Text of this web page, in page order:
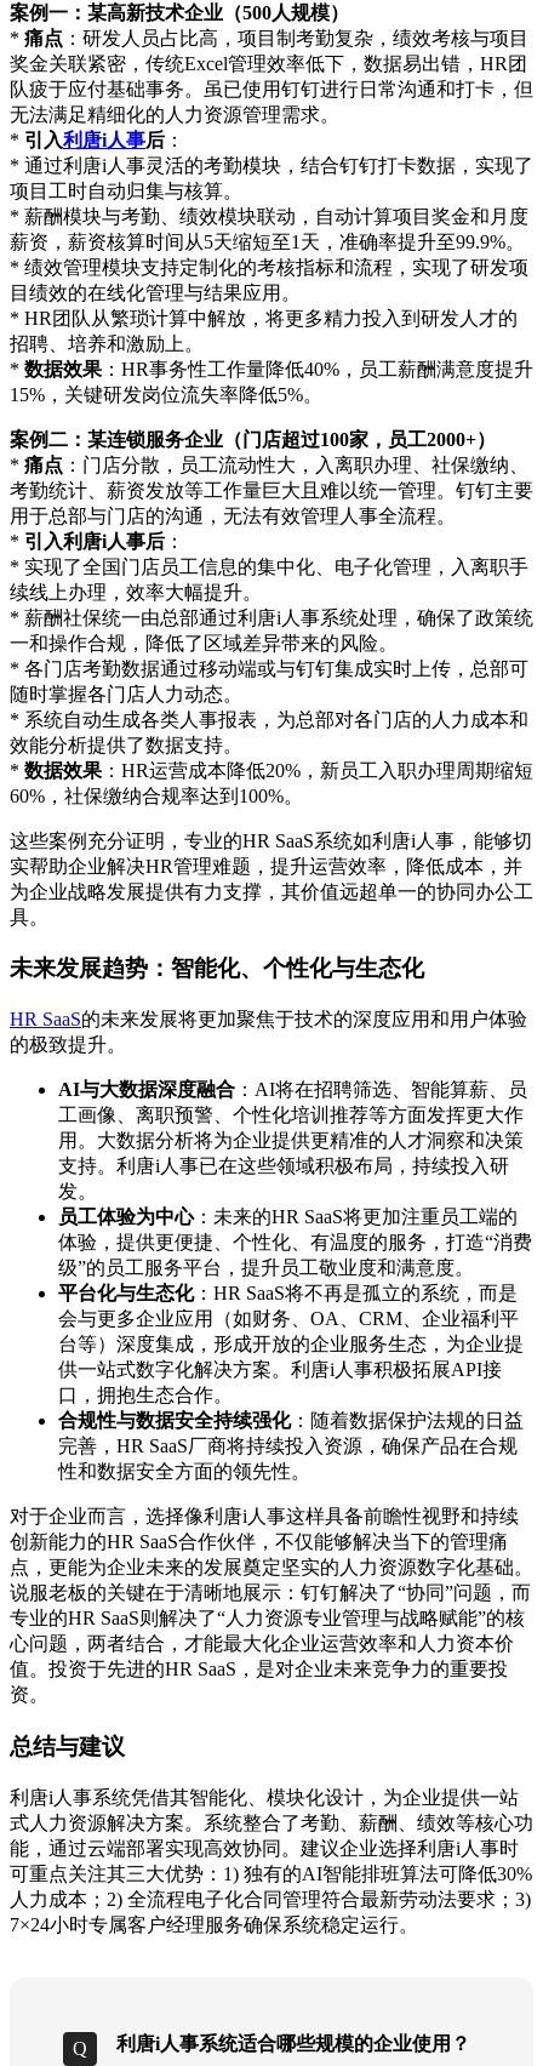
案例一：某高新技术企业（500人规模）
* 痛点 ：研发人员占比高，项目制考勤复杂，绩效考核与项目
奖金关联紧密，传统Excel管理效率低下，数据易出错，HR团
队疲于应付基础事务。虽已使用钉钉进行日常沟通和打卡，但
无法满足精细化的人力资源管理需求。
* 引入利唐i人事后 ：
* 通过利唐i人事灵活的考勤模块，结合钉钉打卡数据，实现了
项目工时自动归集与核算。
* 薪酬模块与考勤、绩效模块联动，自动计算项目奖金和月度
薪资，薪资核算时间从5天缩短至1天，准确率提升至99.9%。
* 绩效管理模块支持定制化的考核指标和流程，实现了研发项
目绩效的在线化管理与结果应用。
* HR团队从繁琐计算中解放，将更多精力投入到研发人才的
招聘、培养和激励上。
* 数据效果 ：HR事务性工作量降低40%，员工薪酬满意度提升
15%，关键研发岗位流失率降低5%。
案例二：某连锁服务企业（门店超过100家，员工2000+）
* 痛点 ：门店分散，员工流动性大，入离职办理、社保缴纳、
考勤统计、薪资发放等工作量巨大且难以统一管理。钉钉主要
用于总部与门店的沟通，无法有效管理人事全流程。
* 引入利唐i人事后 ：
* 实现了全国门店员工信息的集中化、电子化管理，入离职手
续线上办理，效率大幅提升。
* 薪酬社保统一由总部通过利唐i人事系统处理，确保了政策统
一和操作合规，降低了区域差异带来的风险。
* 各门店考勤数据通过移动端或与钉钉集成实时上传，总部可
随时掌握各门店人力动态。
* 系统自动生成各类人事报表，为总部对各门店的人力成本和
效能分析提供了数据支持。
* 数据效果 ：HR运营成本降低20%，新员工入职办理周期缩短
60%，社保缴纳合规率达到100%。
这些案例充分证明，专业的HR SaaS系统如利唐i人事，能够切
实帮助企业解决HR管理难题，提升运营效率，降低成本，并
为企业战略发展提供有力支撑，其价值远超单一的协同办公工
具。
未来发展趋势：智能化、个性化与生态化
HR SaaS的未来发展将更加聚焦于技术的深度应用和用户体验
的极致提升。
AI与大数据深度融合 ：AI将在招聘筛选、智能算薪、员
工画像、离职预警、个性化培训推荐等方面发挥更大作
用。大数据分析将为企业提供更精准的人才洞察和决策
支持。利唐i人事已在这些领域积极布局，持续投入研
发。
员工体验为中心：未来的HR SaaS将更加注重员工端的
体验，提供更便捷、个性化、有温度的服务，打造“消费
级”的员工服务平台，提升员工敬业度和满意度。
平台化与生态化：HR SaaS将不再是孤立的系统，而是
会与更多企业应用（如财务、OA、CRM、企业福利平
台等）深度集成，形成开放的企业服务生态，为企业提
供一站式数字化解决方案。利唐i人事积极拓展API接
口，拥抱生态合作。
合规性与数据安全持续强化：随着数据保护法规的日益
完善，HR SaaS厂商将持续投入资源，确保产品在合规
性和数据安全方面的领先性。
对于企业而言，选择像利唐i人事这样具备前瞻性视野和持续
创新能力的HR SaaS合作伙伴，不仅能够解决当下的管理痛
点，更能为企业未来的发展奠定坚实的人力资源数字化基础。
说服老板的关键在于清晰地展示：钉钉解决了“协同”问题，而
专业的HR SaaS则解决了“人力资源专业管理与战略赋能”的核
心问题，两者结合，才能最大化企业运营效率和人力资本价
值。投资于先进的HR SaaS，是对企业未来竞争力的重要投
资。
总结与建议
利唐i人事系统凭借其智能化、模块化设计，为企业提供一站
式人力资源解决方案。系统整合了考勤、薪酬、绩效等核心功
能，通过云端部署实现高效协同。建议企业选择利唐i人事时
可重点关注其三大优势：1) 独有的AI智能排班算法可降低30%
人力成本；2) 全流程电子化合同管理符合最新劳动法要求；3)
7×24小时专属客户经理服务确保系统稳定运行。
利唐i人事系统适合哪些规模的企业使用？